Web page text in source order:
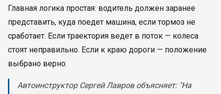
Главная логика простая: водитель должен заранее
представить, куда поедет машина, если тормоз не
сработает. Если траектория ведет в поток — колеса
стоят неправильно. Если к краю дороги — положение
выбрано верно.
Автоинструктор Сергей Лавров объясняет: "На